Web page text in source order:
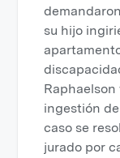
su hijo
ingestión
caso se
jurado por